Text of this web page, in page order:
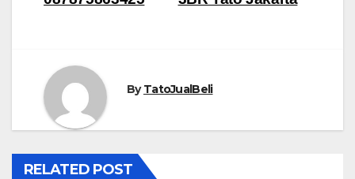
ByTatoJualBeli
RELATED POST